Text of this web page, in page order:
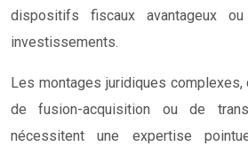
dispositifs fiscaux avantageux
investissements.
Les montages juridiques
de fusion-acquisition ou de
nécessitent une expertise